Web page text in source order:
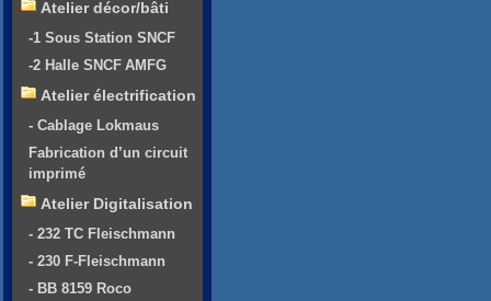
Atelier décor/bâti
-1 Sous Station SNCF
-2 Halle SNCF AMFG
Atelier électrification
- Cablage Lokmaus
Fabrication d’un circuit
imprimé
Atelier Digitalisation
- 232 TC Fleischmann
- 230 F-Fleischmann
- BB 8159 Roco